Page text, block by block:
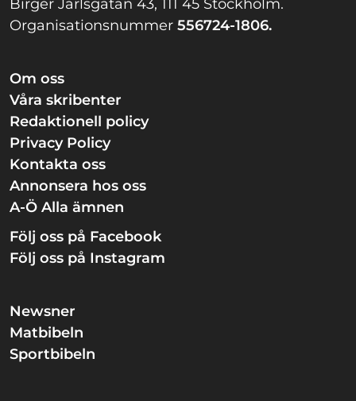
Birger Jarlsgatan 43, 111 45 Stockholm.
Organisationsnummer 556724-1806.
Om oss
Våra skribenter
Redaktionell policy
Privacy Policy
Kontakta oss
Annonsera hos oss
A-Ö Alla ämnen
Följ oss på Facebook
Följ oss på Instagram
Newsner
Matbibeln
Sportbibeln